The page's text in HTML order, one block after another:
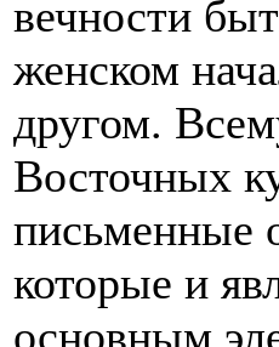
вечности
женском
другом.
Восточных
письменные
которые и
основным